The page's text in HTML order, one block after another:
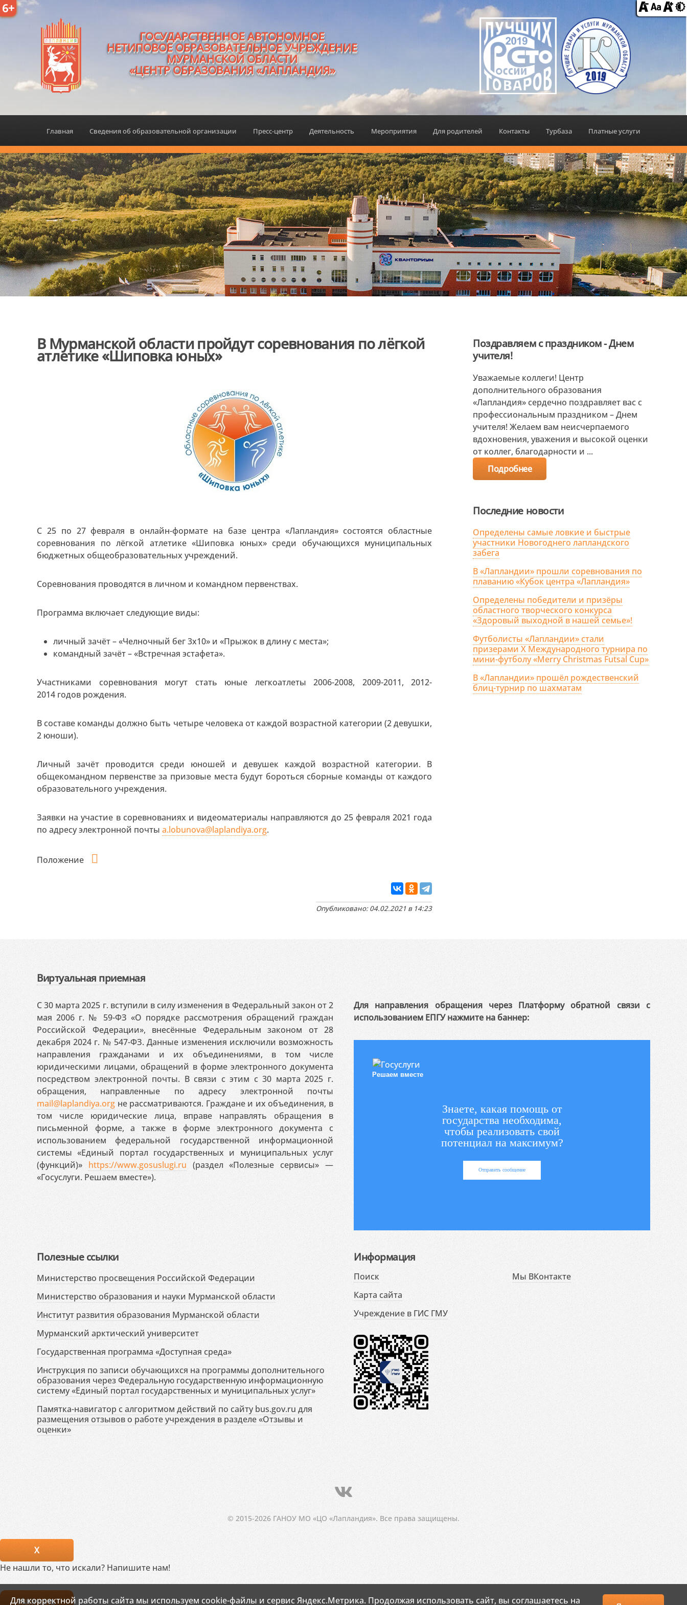
6+
ГОСУДАРСТВЕННОЕ АВТОНОМНОЕ
НЕТИПОВОЕ ОБРАЗОВАТЕЛЬНОЕ УЧРЕЖДЕНИЕ
МУРМАНСКОЙ ОБЛАСТИ
«ЦЕНТР ОБРАЗОВАНИЯ «ЛАПЛАНДИЯ»
Главная Сведения об образовательной организации Пресс-центр Деятельность Мероприятия Для родителей Контакты Турбаза Платные услуги
В Мурманской области пройдут соревнования по лёгкой
атлетике «Шиповка юных»
С 25 по 27 февраля в онлайн-формате на базе центра «Лапландия» состоятся областные
соревнования по лёгкой атлетике «Шиповка юных» среди обучающихся муниципальных
бюджетных общеобразовательных учреждений.
Соревнования проводятся в личном и командном первенствах.
Программа включает следующие виды:
личный зачёт – «Челночный бег 3х10» и «Прыжок в длину с места»;
командный зачёт – «Встречная эстафета».
Участниками соревнования могут стать юные легкоатлеты 2006-2008, 2009-2011, 2012-
2014 годов рождения.
В составе команды должно быть четыре человека от каждой возрастной категории (2 девушки,
2 юноши).
Личный зачёт проводится среди юношей и девушек каждой возрастной категории. В
общекомандном первенстве за призовые места будут бороться сборные команды от каждого
образовательного учреждения.
Заявки на участие в соревнованиях и видеоматериалы направляются до 25 февраля 2021 года
по адресу электронной почты a.lobunova@laplandiya.org.
Положение
Опубликовано: 04.02.2021 в 14:23
Поздравляем с праздником - Днем
учителя!
Уважаемые коллеги! Центр
дополнительного образования
«Лапландия» сердечно поздравляет вас с
профессиональным праздником – Днем
учителя! Желаем вам неисчерпаемого
вдохновения, уважения и высокой оценки
от коллег, благодарности и ...
Подробнее
Последние новости
Определены самые ловкие и быстрые
участники Новогоднего лапландского
забега
В «Лапландии» прошли соревнования по
плаванию «Кубок центра «Лапландия»
Определены победители и призёры
областного творческого конкурса
«Здоровый выходной в нашей семье»!
Футболисты «Лапландии» стали
призерами X Международного турнира по
мини-футболу «Merry Christmas Futsal Cup»
В «Лапландии» прошёл рождественский
блиц-турнир по шахматам
Виртуальная приемная
С 30 марта 2025 г. вступили в силу изменения в Федеральный закон от 2
мая 2006 г. № 59-ФЗ «О порядке рассмотрения обращений граждан
Российской Федерации», внесённые Федеральным законом от 28
декабря 2024 г. № 547-ФЗ. Данные изменения исключили возможность
направления гражданами и их объединениями, в том числе
юридическими лицами, обращений в форме электронного документа
посредством электронной почты. В связи с этим с 30 марта 2025 г.
обращения, направленные по адресу электронной почты
mail@laplandiya.org не рассматриваются. Граждане и их объединения, в
том числе юридические лица, вправе направлять обращения в
письменной форме, а также в форме электронного документа с
использованием федеральной государственной информационной
системы «Единый портал государственных и муниципальных услуг
(функций)» https://www.gosuslugi.ru (раздел «Полезные сервисы» —
«Госуслуги. Решаем вместе»).
Для направления обращения через Платформу обратной связи с
использованием ЕПГУ нажмите на баннер:
Решаем вместе
Знаете, какая помощь от
государства необходима,
чтобы реализовать свой
потенциал на максимум?
Отправить сообщение
Полезные ссылки
Министерство просвещения Российской Федерации
Министерство образования и науки Мурманской области
Институт развития образования Мурманской области
Мурманский арктический университет
Государственная программа «Доступная среда»
Инструкция по записи обучающихся на программы дополнительного
образования через Федеральную государственную информационную
систему «Единый портал государственных и муниципальных услуг»
Памятка-навигатор с алгоритмом действий по сайту bus.gov.ru для
размещения отзывов о работе учреждения в разделе «Отзывы и
оценки»
Информация
Поиск
Карта сайта
Учреждение в ГИС ГМУ
Мы ВКонтакте
© 2015-2026 ГАНОУ МО «ЦО «Лапландия». Все права защищены.
Для корректной работы сайта мы используем cookie-файлы и сервис Яндекс.Метрика. Продолжая использовать сайт, вы соглашаетесь на
X
Не нашли то, что искали? Напишите нам!
Написать